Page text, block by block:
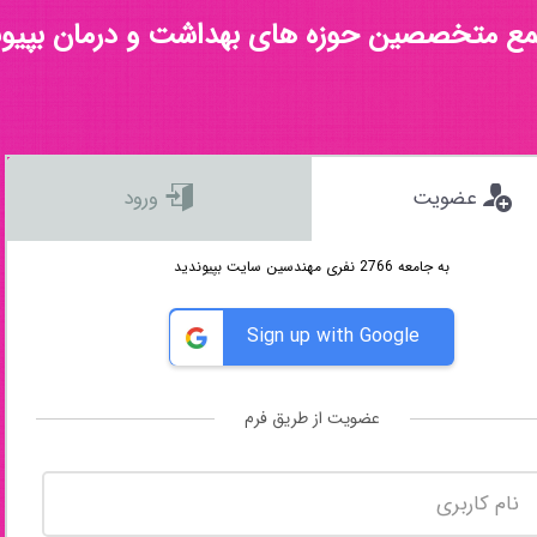
متخصصین حوزه های بهداشت و درمان
عضویت
به جامعه 2766 نفری مهندسین سایت بپیوندید
Sign up with Google
عضویت از طریق فرم